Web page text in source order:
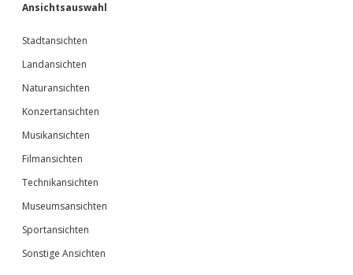
Ansichtsauswahl
Stadtansichten
Landansichten
Naturansichten
Konzertansichten
Musikansichten
Filmansichten
Technikansichten
Museumsansichten
Sportansichten
Sonstige Ansichten